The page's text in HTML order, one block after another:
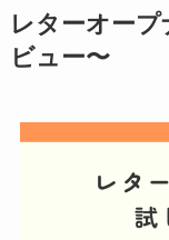
レターオー
ビュー〜